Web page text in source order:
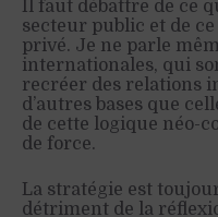
Il faut débattre de ce
secteur public et de
privé. Je ne parle
internationales, qui
recréer des relations
d’autres bases que
de cette logique néo-
de force.
La stratégie est
détriment de la